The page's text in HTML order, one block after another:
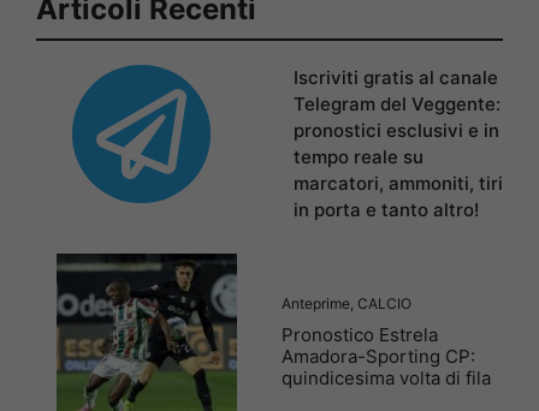
Articoli Recenti
Iscriviti gratis al canale
Telegram del Veggente:
pronostici esclusivi e in
tempo reale su
marcatori, ammoniti, tiri
in porta e tanto altro!
Anteprime CALCIO
Pronostico Estrela
Amadora-Sporting CP:
quindicesima volta di fila